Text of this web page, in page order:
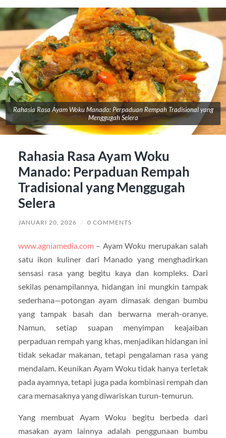
Rahasia Rasa Ayam Woku Manado: Perpaduan Rempah Tradisional yang
Menggugah Selera
Rahasia Rasa Ayam Woku
Manado: Perpaduan Rempah
Tradisional yang Menggugah
Selera
JANUARI 20, 2026 / 0 COMMENTS
www.agniamedia.com – Ayam Woku merupakan salah
satu ikon kuliner dari Manado yang menghadirkan
sensasi rasa yang begitu kaya dan kompleks. Dari
sekilas penampilannya, hidangan ini mungkin tampak
sederhana—potongan ayam dimasak dengan bumbu
yang tampak basah dan berwarna merah-oranye.
Namun, setiap suapan menyimpan keajaiban
perpaduan rempah yang khas, menjadikan hidangan ini
tidak sekadar makanan, tetapi pengalaman rasa yang
mendalam. Keunikan Ayam Woku tidak hanya terletak
pada ayamnya, tetapi juga pada kombinasi rempah dan
cara memasaknya yang diwariskan turun-temurun.
Yang membuat Ayam Woku begitu berbeda dari
masakan ayam lainnya adalah penggunaan bumbu